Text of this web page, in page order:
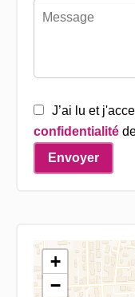
J’ai lu et
confidentialité
Envoyer
+
−